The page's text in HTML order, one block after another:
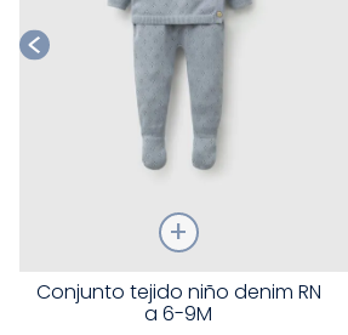
Talla
Elige una opción
Conjunto tejido niño denim RN
a 6-9M